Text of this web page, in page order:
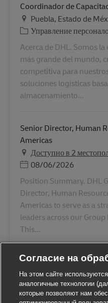
Coordinador de
Местоположение
Puebla, Estado de
Категория
Управление
Acerca de DHL. Somos
más grande del mundo,
competitiva para
soluciones logísticas
almacenamiento...
Senior Director, Human
Americas
Доступно в 2
Дата публикации
08/06/2026
Position Summary. DHL
Director, Human
Americas to serve as a
leaders across our
This...
Согласие на
На этом сайте
аналогичные технологии
которые позволяют нам